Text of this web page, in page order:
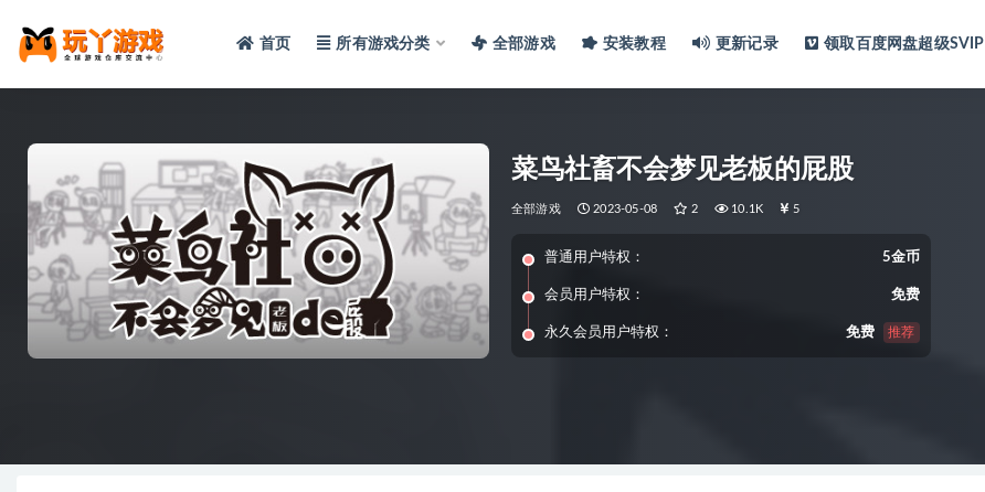
首页 所有游戏分类 全部游戏 安装教程 更新记录 领取百度网盘超级SVIP
菜鸟社畜不会梦见老板的屁股
全部游戏 2023-05-08 2 10.1K 5
普通用户特权： 5金币
会员用户特权： 免费
永久会员用户特权： 免费 推荐